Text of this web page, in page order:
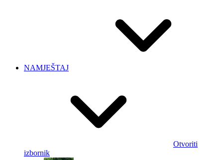
NAMJEŠTAJ
Otvoriti
izbornik